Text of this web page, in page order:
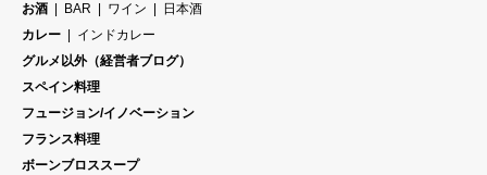
お酒
BAR ワイン
日本酒
カレー
インドカレー
グルメ以外（経営者ブログ）
スペイン料理
フュージョン/イノベーション
フランス料理
ボーンブロススープ